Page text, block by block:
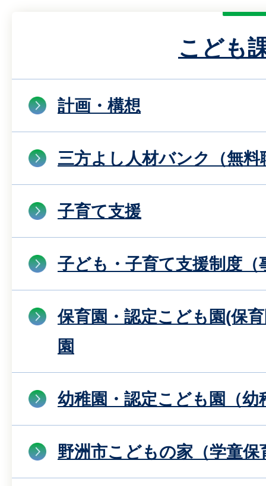
こども
計画・構想
三方よし人材バンク（無料
子育て支援
子ども・子育て支援制度（
保育園・認定こども園(保
園
幼稚園・認定こども園（幼
野洲市こどもの家（学童保